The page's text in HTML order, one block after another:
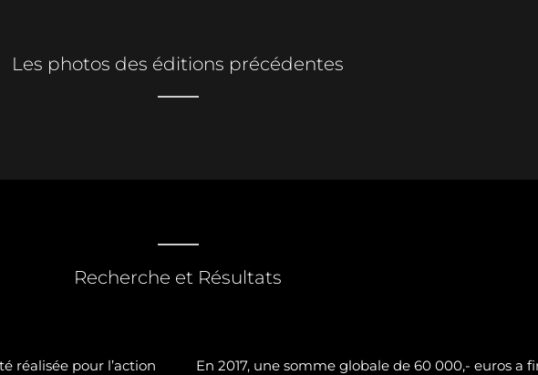
Les photos des éditions précédentes
Recherche et Résultats
réalisée pour l’action
En 2017, une somme globale de 60 000,- euros a